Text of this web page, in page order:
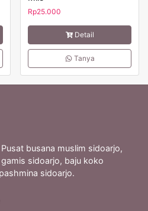
Rp25.000
Detail
Tanya
busana muslim sidoarjo,
sidoarjo, baju koko
sidoarjo.